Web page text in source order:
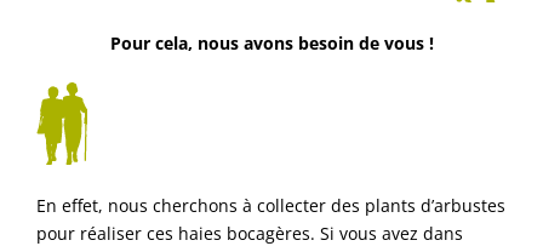
Pour cela, nous avons besoin de vous !
En effet, nous cherchons à collecter des plants d’arbustes
pour réaliser ces haies bocagères. Si vous avez dans